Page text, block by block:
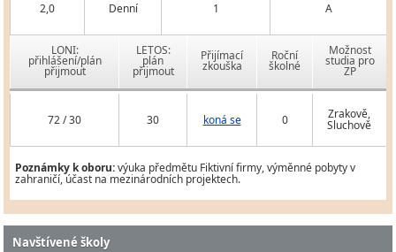
2,0 Denní 1 A
LONI:
přihlášení/plán
přijmout
LETOS:
plán
přijmout
Přijímací
zkouška
Roční
školné
Možnost
studia pro
ZP
72 / 30 30 koná se 0 Zrakově,
Sluchově
Poznámky k oboru:výuka předmětu Fiktivní firmy, výměnné pobyty v
zahraničí, účast na mezinárodních projektech.
Navštívené školy